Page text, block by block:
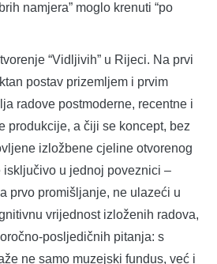
namjera” moglo krenuti “po
“Vidljivih” u Rijeci. Na prvi
postav prizemljem i prvim
radove postmoderne, recentne i
produkcije, a čiji se koncept, bez
izložbene cjeline otvorenog
isključivo u jednoj poveznici –
prvo promišljanje, ne ulazeći u
vrijednost izloženih radova,
posljedičnih pitanja: s
ne samo muzejski fundus, već i